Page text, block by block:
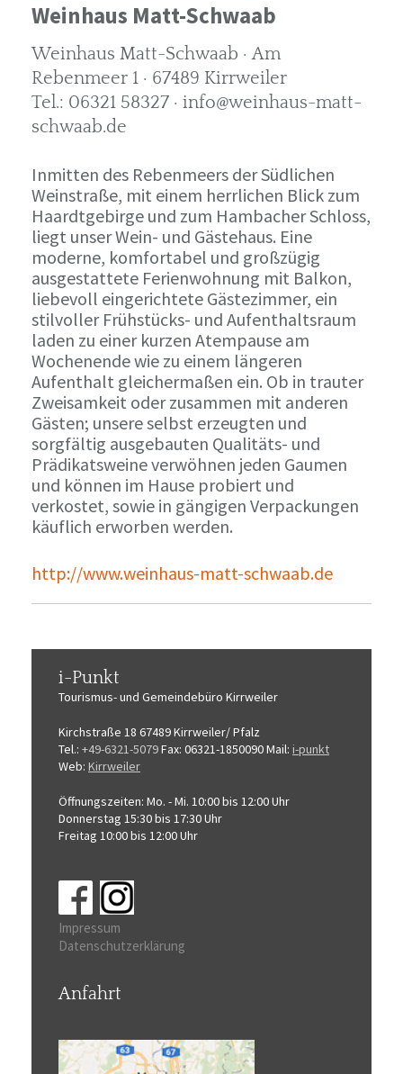
Weinhaus Matt-Schwaab
Weinhaus Matt-Schwaab · Am
Rebenmeer 1 · 67489 Kirrweiler
Tel.: 06321 58327 · info@weinhaus-matt-
schwaab.de
Inmitten des Rebenmeers der Südlichen
Weinstraße, mit einem herrlichen Blick zum
Haardtgebirge und zum Hambacher Schloss,
liegt unser Wein- und Gästehaus. Eine
moderne, komfortabel und großzügig
ausgestattete Ferienwohnung mit Balkon,
liebevoll eingerichtete Gästezimmer, ein
stilvoller Frühstücks- und Aufenthaltsraum
laden zu einer kurzen Atempause am
Wochenende wie zu einem längeren
Aufenthalt gleichermaßen ein. Ob in trauter
Zweisamkeit oder zusammen mit anderen
Gästen; unsere selbst erzeugten und
sorgfältig ausgebauten Qualitäts- und
Prädikatsweine verwöhnen jeden Gaumen
und können im Hause probiert und
verkostet, sowie in gängigen Verpackungen
käuflich erworben werden.
http://www.weinhaus-matt-schwaab.de
i-Punkt
Tourismus-und Gemeindebüro Kirrweiler
Kirchstraße 18 67489 Kirrweiler/ Pfalz
Tel.: +49-6321-5079Fax: 06321-1850090Mail: i-punkt
Web: Kirrweiler
Öffnungszeiten: Mo. - Mi. 10:00 bis 12:00 Uhr
Donnerstag 15:30 bis 17:30 Uhr
Freitag 10:00 bis 12:00 Uhr
Impressum
Datenschutzerklärung
Anfahrt